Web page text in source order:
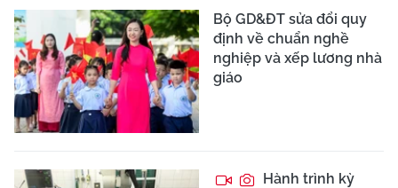
Bộ GD&ĐT sửa đổi quy
định về chuẩn nghề
nghiệp và xếp lương nhà
giáo
Hành trình kỳ